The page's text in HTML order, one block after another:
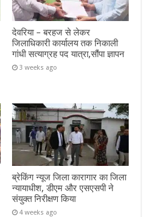
देवरिया – बरहज से लेकर
जिलाधिकारी कार्यालय तक निकाली
गांधी सत्याग्रह पद यात्रा,सौंपा ज्ञापन
3 weeks ago
ब्रेकिंग न्यूज जिला कारागार का जिला
न्यायाधीश, डीएम और एसएसपी ने
संयुक्त निरीक्षण किया
4 weeks ago